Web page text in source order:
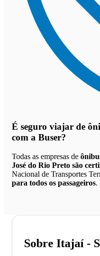
É seguro viajar de
com a Buser?
Todas as empresas de
José do Rio Preto são
Nacional de Transportes
para todos os passageiros.
Sobre Itajaí -